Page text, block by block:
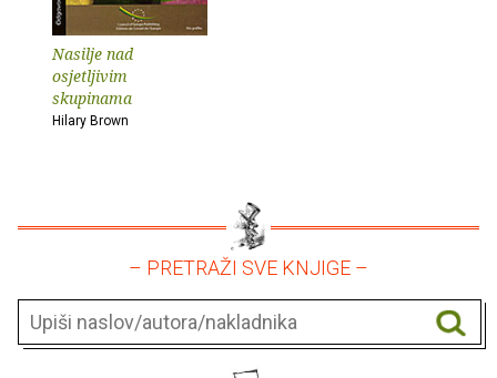
Nasilje nad
osjetljivim
skupinama
Hilary Brown
– PRETRAŽI SVE KNJIGE –